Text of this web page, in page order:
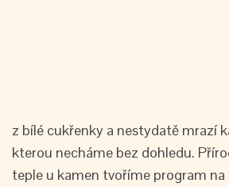
z bílé cukřenky a nestydatě mrazí
kterou necháme bez dohledu.
teple u kamen tvoříme program na